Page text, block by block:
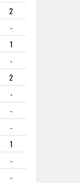
2
-
1
-
2
-
-
-
1
-
-